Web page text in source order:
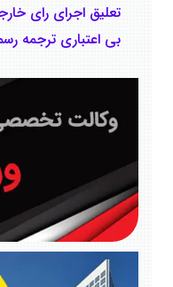
تعلیق اجرای رای
بی اعتباری ترجمه